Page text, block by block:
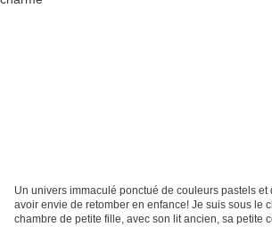
Un univers immaculé ponctué de couleurs pastels et
avoir envie de retomber en enfance! Je suis sous le
chambre de petite fille, avec son lit ancien, sa petite